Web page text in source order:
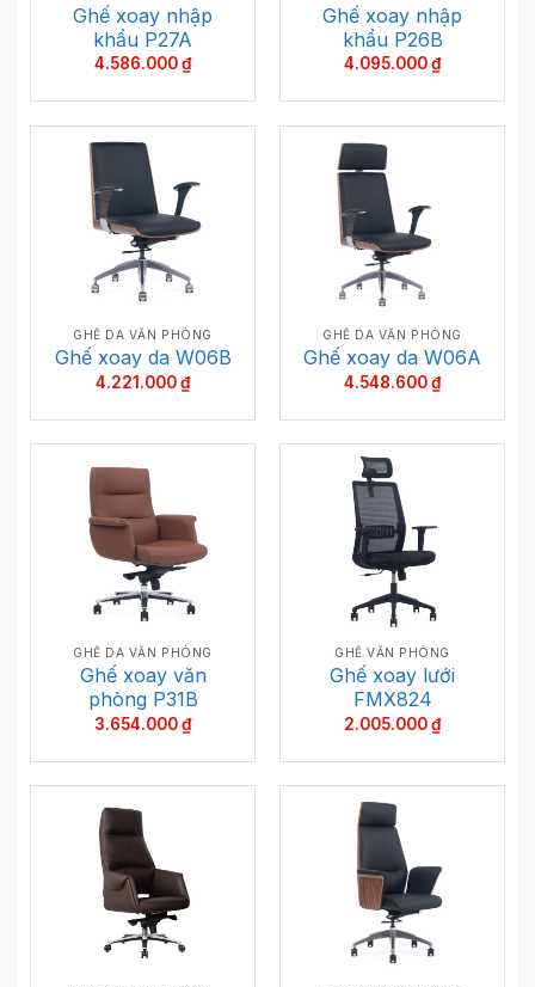
Ghế xoay nhập
khẩu P27A
4.586.000₫
Ghế xoay nhập
khẩu P26B
4.095.000₫
GHẾ DA VĂN PHÒNG
Ghế xoay da W06B
4.221.000₫
GHẾ DA VĂN PHÒNG
Ghế xoay da W06A
4.548.600₫
GHẾ DA VĂN PHÒNG
Ghế xoay văn
phòng P31B
3.654.000₫
GHẾ VĂN PHÒNG
Ghế xoay lưới
FMX824
2.005.000₫